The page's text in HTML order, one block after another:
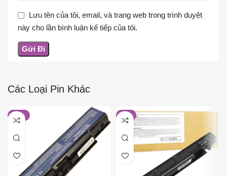
Lưu tên của tôi, email, và trang web trong trình duyệt
này cho lần bình luận kế tiếp của tôi.
Các Loại Pin Khác
-25%